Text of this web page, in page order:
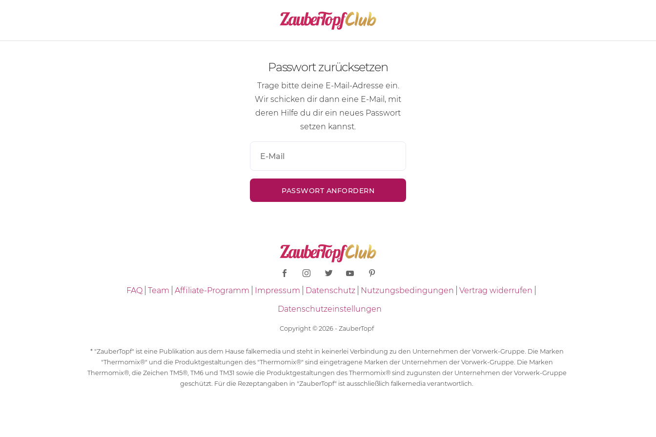
Passwort zurücksetzen
Trage bitte deine E-Mail-Adresse ein.
Wir schicken dir dann eine E-Mail , mit
deren Hilfe du dir ein neues Passwort
setzen kannst.
FAQ Team Affiliate-Programm Impressum Datenschutz Nutzungsbedingungen
Vertrag widerrufen
Datenschutzeinstellungen
Copyright © 2026 - ZauberTopf
* "ZauberTopf" ist eine Publikation aus dem Hause falkemedia und steht in keinerlei Verbindung zu den Unternehmen der Vorwerk-Gruppe. Die Marken
"Thermomix®" und die Produktgestaltungen des "Thermomix®" sind eingetragene Marken der Unternehmen der Vorwerk-Gruppe. Die Marken
Thermomix®, die Zeichen TM5®, TM6 und TM31 sowie die Produktgestaltungen des Thermomix® sind zugunsten der Unternehmen der Vorwerk-Gruppe
geschützt. Für die Rezeptangaben in "ZauberTopf" ist ausschließlich falkemedia verantwortlich.